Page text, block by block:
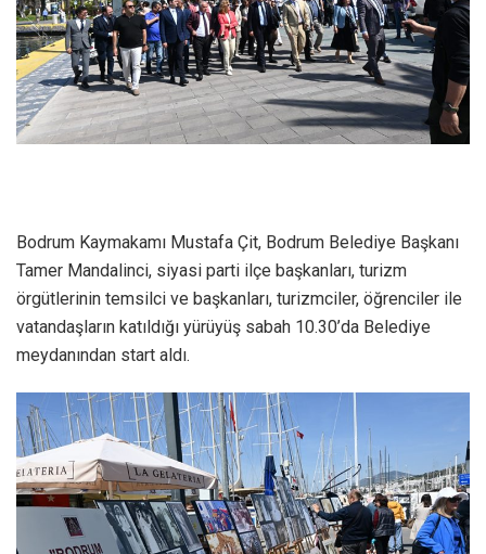
Bodrum Kaymakamı Mustafa Çit, Bodrum Belediye Başkanı
Tamer Mandalinci, siyasi parti ilçe başkanları, turizm
örgütlerinin temsilci ve başkanları, turizmciler, öğrenciler ile
vatandaşların katıldığı yürüyüş sabah 10.30’da Belediye
meydanından start aldı.